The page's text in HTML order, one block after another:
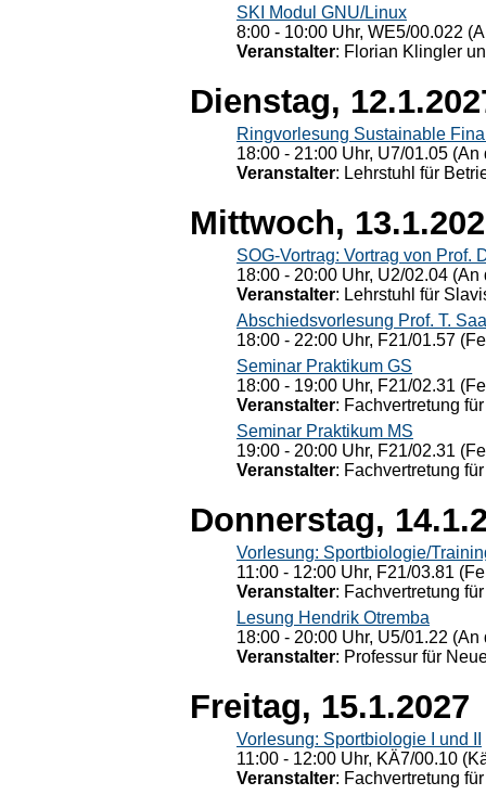
SKI Modul GNU/Linux
8:00 - 10:00 Uhr, WE5/00.022
Veranstalter: Florian Klingler
Dienstag,
Ringvorlesung Sustainable
18:00 - 21:00 Uhr, U7/01.05
Veranstalter: Lehrstuhl für
Mittwoch,
SOG-Vortrag: Vortrag von Prof.
18:00 - 20:00 Uhr, U2/02.04
Veranstalter: Lehrstuhl für
Abschiedsvorlesung Prof. T.
18:00 - 22:00 Uhr, F21/01.57
Seminar Praktikum GS
18:00 - 19:00 Uhr, F21/02.31
Veranstalter: Fachvertretung
Seminar Praktikum MS
19:00 - 20:00 Uhr, F21/02.31
Veranstalter: Fachvertretung
Donnerstag,
Vorlesung: Sportbiologie/
11:00 - 12:00 Uhr, F21/03.81
Veranstalter: Fachvertretung
Lesung Hendrik Otremba
18:00 - 20:00 Uhr, U5/01.22
Veranstalter: Professur für
Freitag, 15.1.2027
Vorlesung: Sportbiologie I und II
11:00 - 12:00 Uhr, KÄ7/00.10
Veranstalter: Fachvertretung